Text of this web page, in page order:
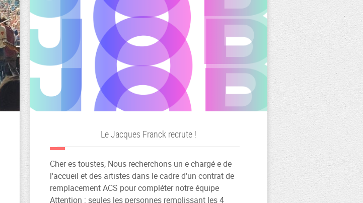
Le Jacques Franck recrute !
Cher·es toustes, Nous recherchons un·e chargé·e de
l'accueil et des artistes dans le cadre d'un contrat de
remplacement ACS pour compléter notre équipe
Attention : seules les personnes remplissant les 4